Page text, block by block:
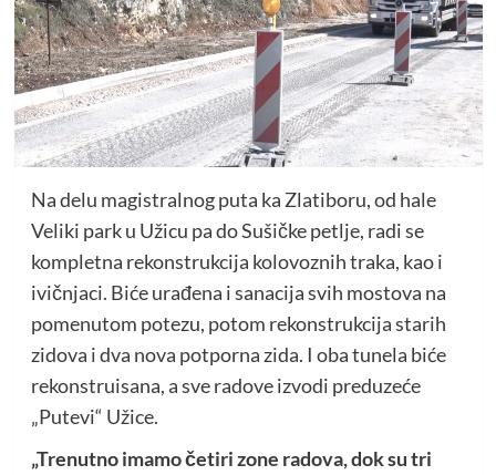
Na delu magistralnog puta ka Zlatiboru, od hale
Veliki park u Užicu pa do Sušičke petlje, radi se
kompletna rekonstrukcija kolovoznih traka, kao i
ivičnjaci. Biće urađena i sanacija svih mostova na
pomenutom potezu, potom rekonstrukcija starih
zidova i dva nova potporna zida. I oba tunela biće
rekonstruisana, a sve radove izvodi preduzeće
„Putevi“ Užice.
„Trenutno imamo četiri zone radova, dok su tri